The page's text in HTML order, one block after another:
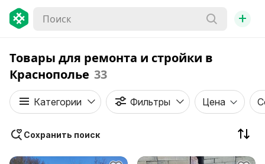
+
Товары для ремонта и стройки в
Краснополье 33
Категории Фильтры Цена
Сохранить поиск